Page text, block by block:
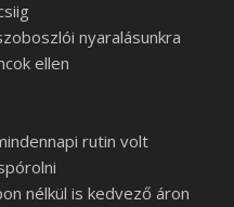
nyaralásunkra
ellen
rutin volt
nélkül is kedvező áron